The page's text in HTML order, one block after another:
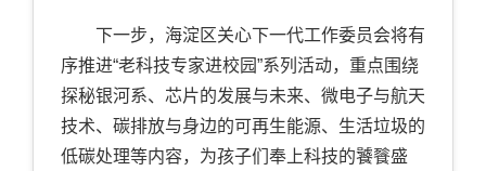
下一步，海淀区关心下一代工作委员会将有
序推进“老科技专家进校园”系列活动，重点围绕
探秘银河系、芯片的发展与未来、微电子与航天
技术、碳排放与身边的可再生能源、生活垃圾的
低碳处理等内容，为孩子们奉上科技的饕餮盛